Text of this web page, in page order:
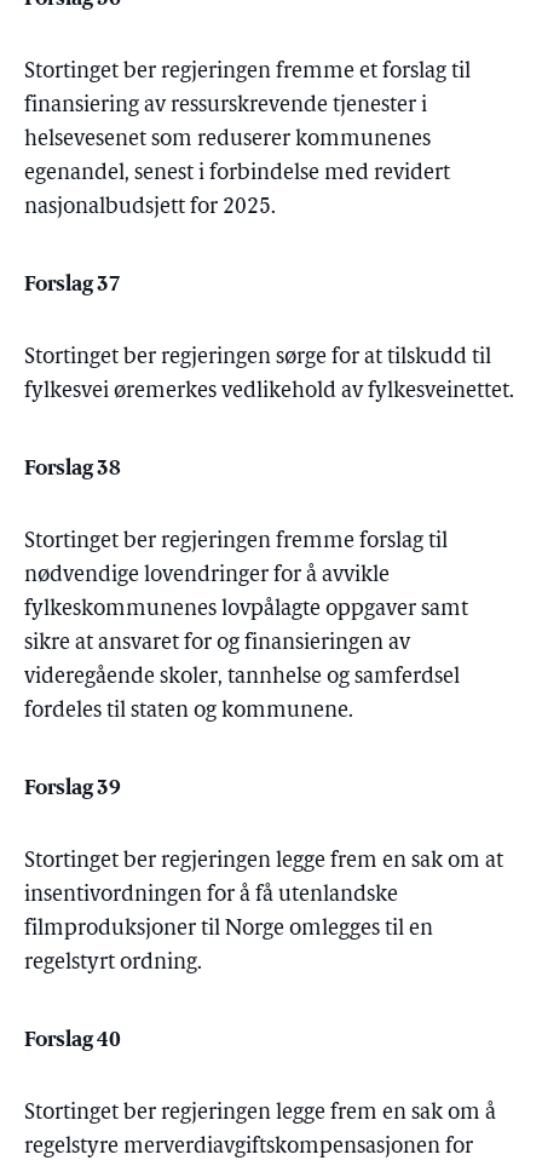
Stortinget ber regjeringen fremme et forslag til
finansiering av ressurskrevende tjenester i
helsevesenet som reduserer kommunenes
egenandel, senest i forbindelse med revidert
nasjonalbudsjett for 2025.
Forslag 37
Stortinget ber regjeringen sørge for at tilskudd til
fylkesvei øremerkes vedlikehold av fylkesveinettet.
Forslag 38
Stortinget ber regjeringen fremme forslag til
nødvendige lovendringer for å avvikle
fylkeskommunenes lovpålagte oppgaver samt
sikre at ansvaret for og finansieringen av
videregående skoler, tannhelse og samferdsel
fordeles til staten og kommunene.
Forslag 39
Stortinget ber regjeringen legge frem en sak om at
insentivordningen for å få utenlandske
filmproduksjoner til Norge omlegges til en
regelstyrt ordning.
Forslag 40
Stortinget ber regjeringen legge frem en sak om å
regelstyre merverdiavgiftskompensasjonen for